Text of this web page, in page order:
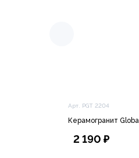
Арт. PGT 2204
Керамогранит
2 190 ₽